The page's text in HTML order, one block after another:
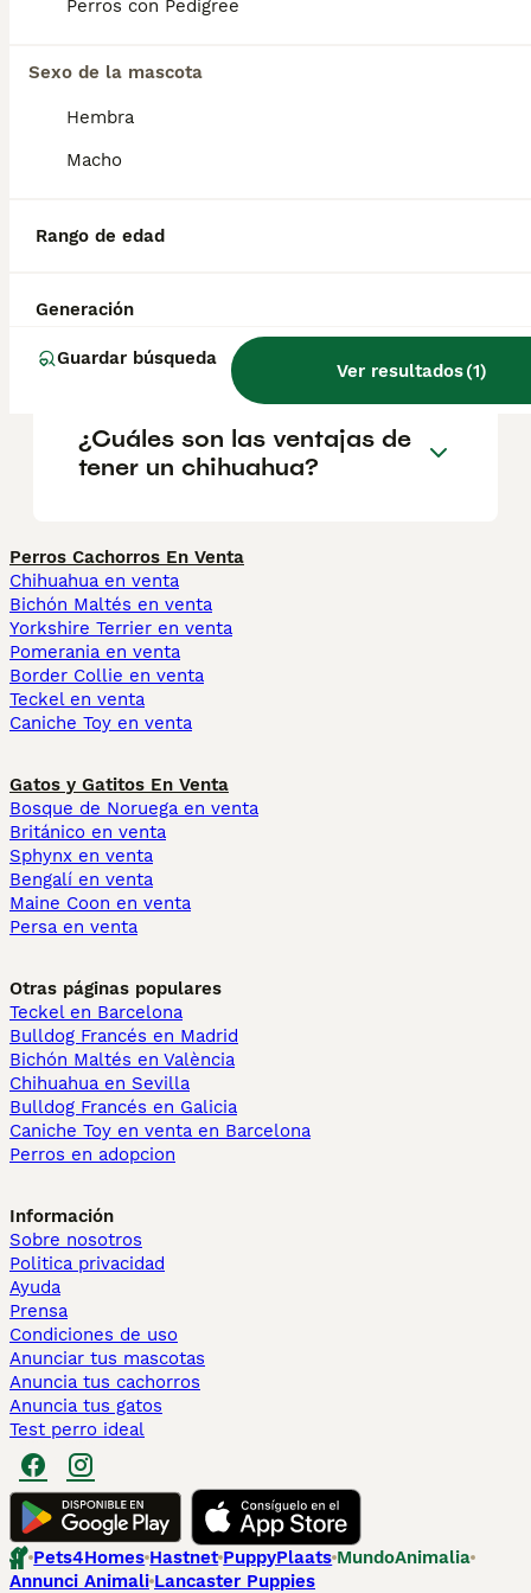
Perros con Pedigree
Sexo de la mascota
Hembra
Macho
Rango de edad
Generación
Guardar búsqueda
Ver resultados(1)
¿Cuáles son los 3 tipos de
chihuahua?
chihuahua en casa?
¿Cuánto debe caminar un
chihuahua al día?
¿Cuáles son las ventajas de
tener un chihuahua?
Perros Cachorros En Venta
Chihuahua en venta
Bichón Maltés en venta
Yorkshire Terrier en venta
Pomerania en venta
Border Collie en venta
Teckel en venta
Caniche Toy en venta
Gatos y Gatitos En Venta
Bosque de Noruega en venta
Británico en venta
Sphynx en venta
Bengalí en venta
Maine Coon en venta
Persa en venta
Otras páginas populares
Teckel en Barcelona
Bulldog Francés en Madrid
Bichón Maltés en València
Chihuahua en Sevilla
Bulldog Francés en Galicia
Caniche Toy en venta en Barcelona
Perros en adopcion
Información
Sobre nosotros
Politica privacidad
Ayuda
Prensa
Condiciones de uso
Anunciar tus mascotas
Anuncia tus cachorros
Anuncia tus gatos
Test perro ideal
Pets4Homes Hastnet PuppyPlaats MundoAnimalia
Annunci Animali Lancaster Puppies